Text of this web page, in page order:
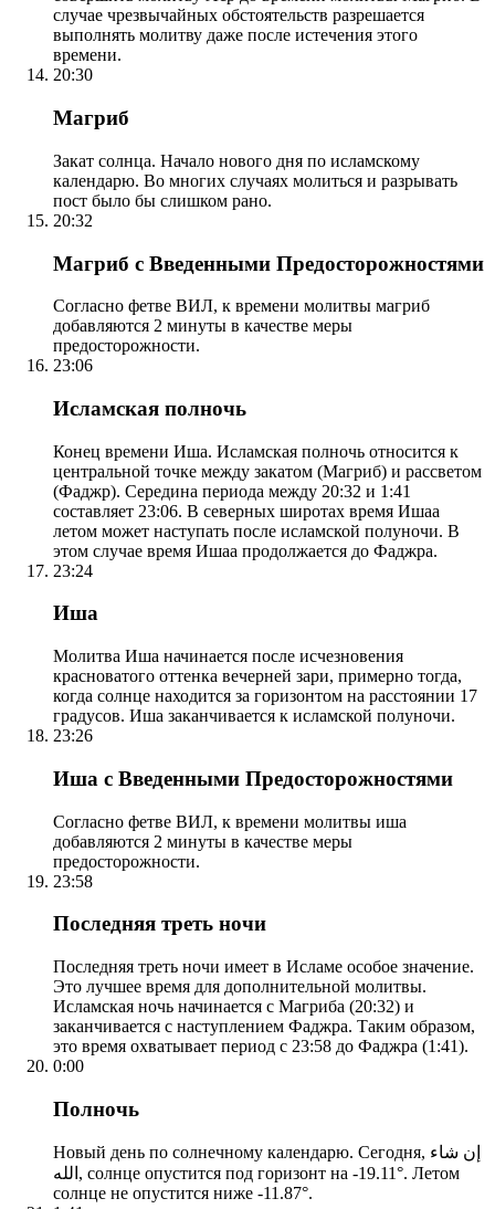
случае чрезвычайных обстоятельств разрешается
выполнять молитву даже после истечения этого
времени.
20:30
Магриб
Закат солнца. Начало нового дня по исламскому
календарю. Во многих случаях молиться и разрывать
пост было бы слишком рано.
20:32
Магриб с Введенными Предосторожностями
Согласно фетве ВИЛ, к времени молитвы магриб
добавляются 2 минуты в качестве меры
предосторожности.
23:06
Исламская полночь
Конец времени Иша. Исламская полночь относится к
центральной точке между закатом (Магриб) и рассветом
(Фаджр). Середина периода между 20:32 и 1:41
составляет 23:06. В северных широтах время Ишаа
летом может наступать после исламской полуночи. В
этом случае время Ишаа продолжается до Фаджра.
23:24
Иша
Молитва Иша начинается после исчезновения
красноватого оттенка вечерней зари, примерно тогда,
когда солнце находится за горизонтом на расстоянии 17
градусов. Иша заканчивается к исламской полуночи.
23:26
Иша с Введенными Предосторожностями
Согласно фетве ВИЛ, к времени молитвы иша
добавляются 2 минуты в качестве меры
предосторожности.
23:58
Последняя треть ночи
Последняя треть ночи имеет в Исламе особое значение.
Это лучшее время для дополнительной молитвы.
Исламская ночь начинается с Магриба (20:32) и
заканчивается с наступлением Фаджра. Таким образом,
это время охватывает период с 23:58 до Фаджра (1:41).
0:00
Полночь
Новый день по солнечному календарю. Сегодня, إن شاء
الله, солнце опустится под горизонт на -19.11°. Летом
солнце не опустится ниже -11.87°.